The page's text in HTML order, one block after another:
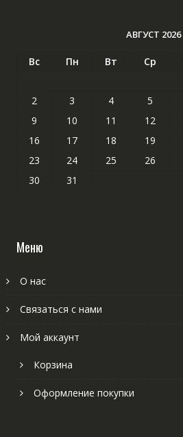
АВГУСТ 2026
Вс Пн Вт Ср
2
3 4 5
9
10 11 12
16
17 18 19
23
24 25 26
30
31
Меню
О нас
Связаться с нами
Мой аккаунт
Корзина
Оформление покупки